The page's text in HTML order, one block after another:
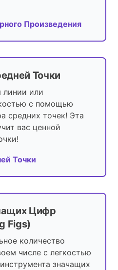
Произведения
Точки
линии или
с помощью
средних точек! Эта
вас ценной
Точки
Цифр
Figs)
количество
числе с легкостью
значащих